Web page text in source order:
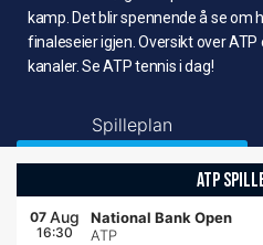
kamp. Det blir spennende å se om
finaleseier igjen. Oversikt over
kanaler. Se ATP tennis i dag!
Spilleplan
ATP
07 Aug
16:30
National Bank Open
ATP